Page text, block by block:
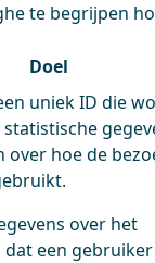
te begrijpen
Doel
uniek ID die
over hoe de
over het
een